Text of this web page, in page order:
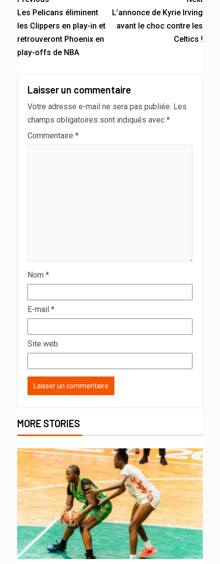
Les Pelicans éliminent
les Clippers en play-in et
retrouveront Phoenix en
play-offs de NBA
L’annonce de Kyrie Irving
avant le choc contre les
Celtics !
Laisser un commentaire
Votre adresse e-mail ne sera pas publiée. Les
champs obligatoires sont indiqués avec *
Commentaire *
Nom *
E-mail *
Site web
MORE STORIES